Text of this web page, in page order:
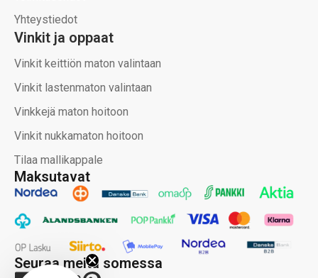
Maksutavat
Seuraa meitä somessa
Yhteystiedot
Vinkit ja oppaat
Vinkit keittiön maton valintaan
Vinkit lastenmaton valintaan
Vinkkejä maton hoitoon
Vinkit nukkamaton hoitoon
Tilaa mallikappale